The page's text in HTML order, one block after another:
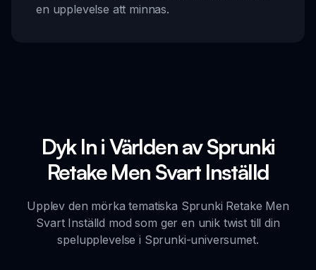
en upplevelse att minnas.
Dyk In i Världen av Sprunki
Retake Men Svart Inställd
Upplev den mörka tematiska Sprunki Retake Men
Svart Inställd mod som ger en unik twist till din
spelupplevelse i Sprunki-universumet.